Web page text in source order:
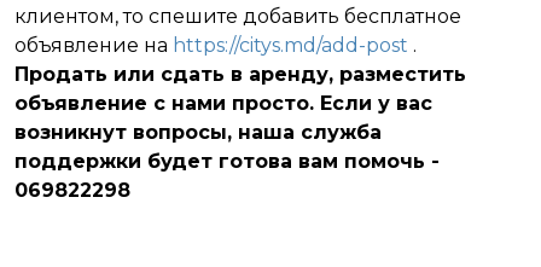
клиентом, то спешите добавить бесплатное
объявление на https://citys.md/add-post .
Продать или сдать в аренду, разместить
объявление с нами просто. Если у вас
возникнут вопросы, наша служба
поддержки будет готова вам помочь -
069822298